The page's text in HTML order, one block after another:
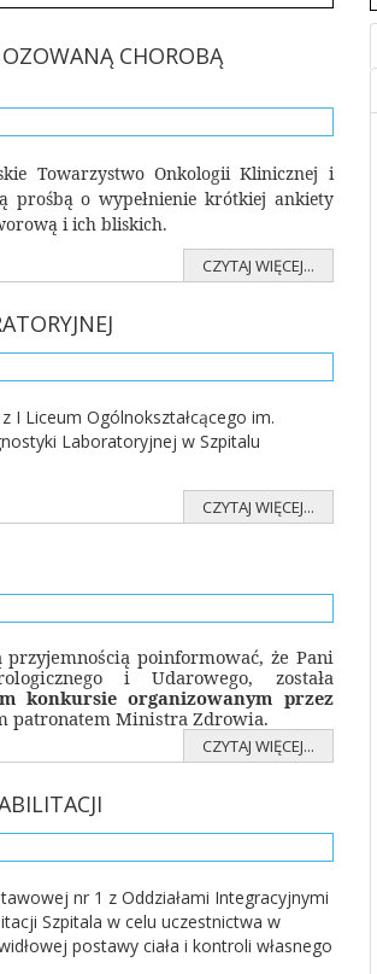
CHOROBĄ
Towarzystwo Onkologii Klinicznej i
prośbą o wypełnienie krótkiej ankiety
i ich bliskich.
CZYTAJ WIĘCEJ...
I Liceum Ogólnokształcącego im.
Laboratoryjnej w Szpitalu
CZYTAJ WIĘCEJ...
poinformować, że Pani
i Udarowego, została
konkursie organizowanym przez
patronatem Ministra Zdrowia.
CZYTAJ WIĘCEJ...
nr 1 z Oddziałami Integracyjnymi
Szpitala w celu uczestnictwa w
postawy ciała i kontroli własnego